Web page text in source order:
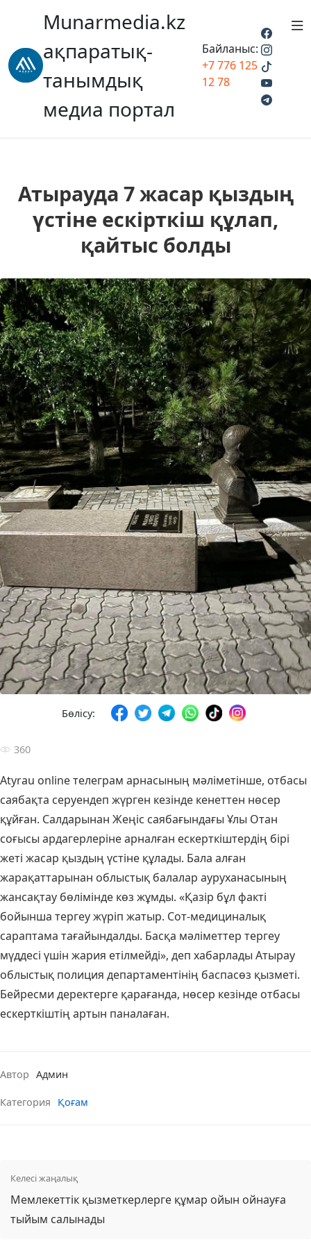
Munarmedia.kz
ақпаратық-
танымдық
медиа портал
Байланыс:
+7 776 125
12 78
Атырауда 7 жасар қыздың
үстіне ескірткіш құлап,
қайтыс болды
Бөлісу:
360
Atyrau online телеграм арнасының мәліметінше, отбасы
саябақта серуендеп жүрген кезінде кенеттен нөсер
құйған. Салдарынан Жеңіс саябағындағы Ұлы Отан
соғысы ардагерлеріне арналған ескерткіштердің бірі
жеті жасар қыздың үстіне құлады. Бала алған
жарақаттарынан облыстық балалар ауруханасының
жансақтау бөлімінде көз жұмды. «Қазір бұл факті
бойынша тергеу жүріп жатыр. Сот-медициналық
сараптама тағайындалды. Басқа мәліметтер тергеу
мүддесі үшін жария етілмейді», деп хабарлады Атырау
облыстық полиция департаментінің баспасөз қызметі.
Бейресми деректерге қарағанда, нөсер кезінде отбасы
ескерткіштің артын паналаған.
Автор Админ
Категория Қоғам
Келесі жаңалық
Мемлекеттік қызметкерлерге құмар ойын ойнауға
тыйым салынады